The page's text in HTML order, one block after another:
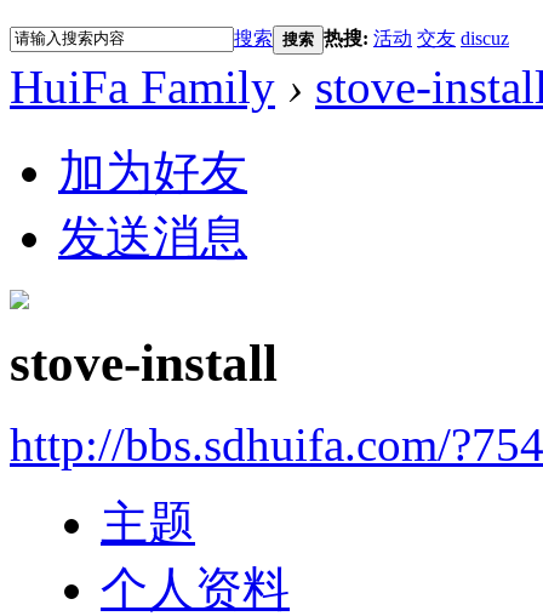
搜索 搜索 热搜: 活动 交友 discuz
HuiFa Family › stove-
加为好友
发送消息
stove-install
http://bbs.sdhuifa.com/
主题
个人资料